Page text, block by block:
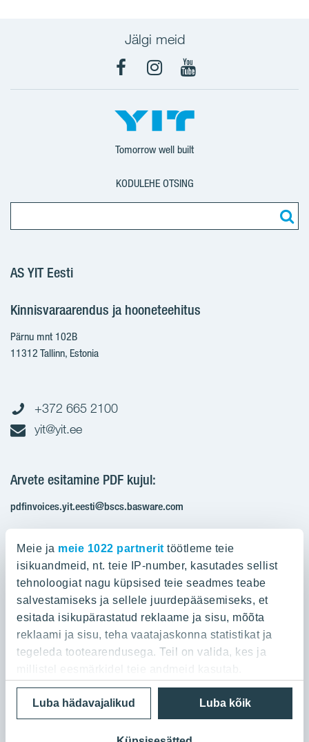
Meie ja meie 1022 partnerit töötleme teie
isikuandmeid, nt. teie IP-number, kasutades sellist
tehnoloogiat nagu küpsised teie seadmes teabe
salvestamiseks ja sellele juurdepääsemiseks, et
esitada isikupärastatud reklaame ja sisu, mõõta
reklaami ja sisu, teha vaatajaskonna statistikat ja
tegeleda tootearendusega. Teil on valida, kes ja
Kui te lubate, sooviksime ka:
Luba kõik
Luba hädavajalikud
Jälgi meid
FacebookInstagram
YouTube
Tomorrow well built
KODULEHE OTSING
AS YIT Eesti
Kinnisvaraarendus ja hooneteehitus
Pärnu mnt 102B
11312 Tallinn, Estonia
+372 665 2100
yit@yit.ee
Arvete esitamine PDF kujul:
pdfinvoices.yit.eesti@bscs.basware.com
KMKR: EE100210897
Ettevõttest
Ettevõttest
Referentsid
YIT Group
YIT Finland
YIT Latvia
Privaatsuspoliitika
Cookie settings